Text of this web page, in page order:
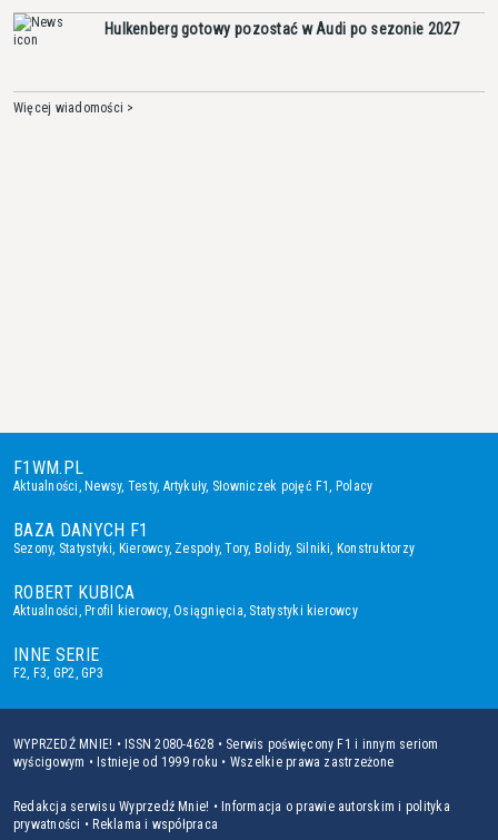
Hulkenberg gotowy pozostać w Audi po sezonie 2027
Więcej wiadomości >
F1WM.PL
Aktualności, Newsy, Testy, Artykuły, Słowniczek pojęć F1, Polacy
BAZA DANYCH F1
Sezony, Statystyki, Kierowcy, Zespoły,Tory, Bolidy, Silniki, Konstruktorzy
ROBERT KUBICA
Aktualności, Profil kierowcy,Osiągnięcia, Statystyki kierowcy
INNE SERIE
F2, F3, GP2,GP3
WYPRZEDŹ MNIE! • ISSN 2080-4628 • Serwis poświęcony F1 i innym seriom
wyścigowym • Istnieje od 1999 roku • Wszelkie prawa zastrzeżone
Redakcja serwisu Wyprzedź Mnie! • Informacja o prawie autorskim i polityka
prywatności • Reklama i współpraca